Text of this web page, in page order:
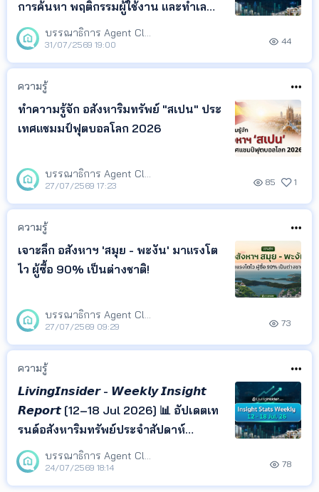
การค้นหา พฤติกรรมผู้ใช้งาน และทำเล
ยอดนิยม จาก LivingInsider พร้อม
Insight ที่สะท้อนความสนใจของผู้ค้นหา
เพื่อช่วยให้เจ้าของอสังหาฯ เอเจนต์ และ
นักลงทุน ติดตามทิศทางตลาด และนำ
ข้อมูลไปวางแผนกา
31/07/2569 19:00 44
ความรู้
ทำความรู้จัก อสังหาริมทรัพย์ "สเปน" ประ
เทศแชมมป์ฟุตบอลโลก 2026
27/07/2569 17:23 85 1
ความรู้
เจาะลึก อสังหาฯ 'สมุย - พะงัน' มาแรงโต
ไว ผู้ซื้อ 90% เป็นต่างชาติ!
27/07/2569 09:29 73
ความรู้
𝙇𝙞𝙫𝙞𝙣𝙜𝙄𝙣𝙨𝙞𝙙𝙚𝙧 - 𝙒𝙚𝙚𝙠𝙡𝙮 𝙄𝙣𝙨𝙞𝙜𝙝𝙩
𝙍𝙚𝙥𝙤𝙧𝙩 [12–18 Jul 2026] 📊 อัปเดตเท
รนด์อสังหาริมทรัพย์ประจำสัปดาห์
ข้อความเกริ่น สรุป ข้อมูลการค้นหา
พฤติกรรมผู้ใช้งาน และทำเลยอดนิยม จาก
LivingInsider พร้อม Insight ที่ช่วยให้คุณ
24/07/2569 18:14 78